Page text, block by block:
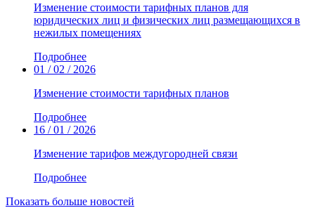
Изменение стоимости тарифных планов для
юридических лиц и физических лиц размещающихся в
нежилых помещениях
Подробнее
01 / 02 / 2026
Изменение стоимости тарифных планов
Подробнее
16 / 01 / 2026
Изменение тарифов междугородней связи
Подробнее
Показать больше новостей